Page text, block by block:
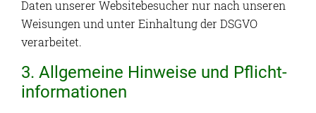
Daten unserer Websitebesucher nur nach unseren
Weisungen und unter Einhaltung der DSGVO
verarbeitet.
3. Allgemeine Hinweise und Pflicht­
informationen